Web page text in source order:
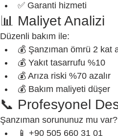
✅ Garanti hizmeti
📊 Maliyet Analizi
Düzenli bakım ile:
💰 Şanzıman ömrü 2 kat
💰 Yakıt tasarrufu %10
💰 Arıza riski %70 azalır
💰 Bakım maliyeti düşer
📞 Profesyonel
Şanzıman sorununuz mu
📱 +90 505 660 31 01